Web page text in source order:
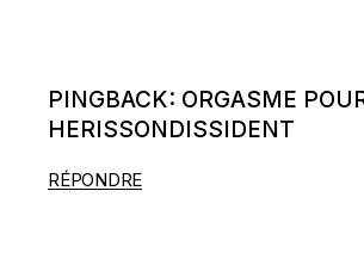
PINGBACK: ORGASME
HERISSONDISSIDENT
RÉPONDRE